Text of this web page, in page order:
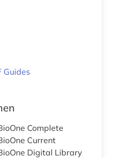
Guides
Complete
Current
Digital Library